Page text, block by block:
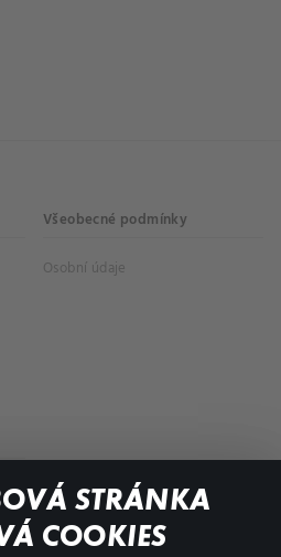
STRÁNKA
COOKIES
Všeobecné podmínky
Osobní údaje